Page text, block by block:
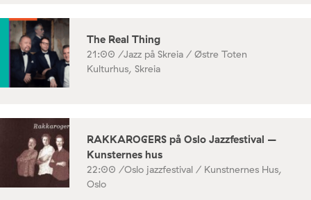
The Real Thing
21:00 /Jazz på Skreia / Østre Toten
Kulturhus, Skreia
RAKKAROGERS på Oslo Jazzfestival –
Kunsternes hus
22:00 /Oslo jazzfestival / Kunstnernes Hus,
Oslo